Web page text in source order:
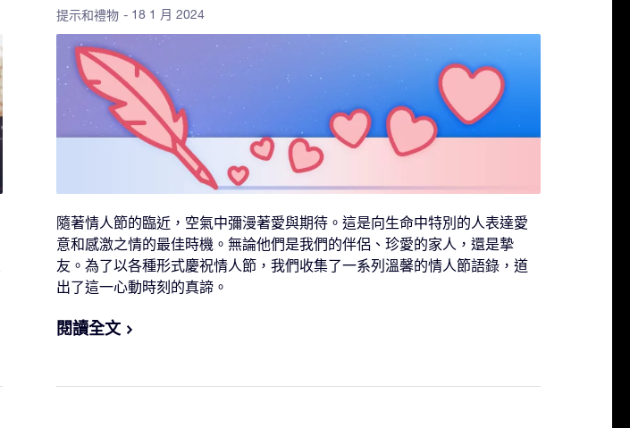
提示和禮物 - 18 1 月 2024
隨著情人節的臨近，空氣中彌漫著愛與期待。這是向生命中特別的人表達愛
意和感激之情的最佳時機。無論他們是我們的伴侶、珍愛的家人，還是摯
友。為了以各種形式慶祝情人節，我們收集了一系列溫馨的情人節語錄，道
出了這一心動時刻的真諦。
閱讀全文